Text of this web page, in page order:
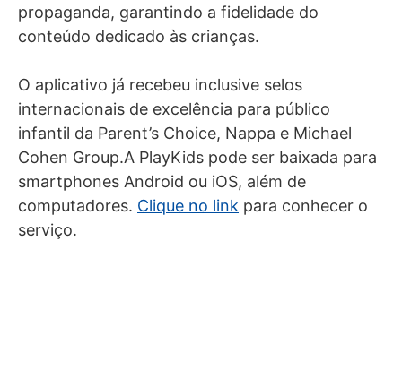
propaganda, garantindo a fidelidade do
conteúdo dedicado às crianças.
O aplicativo já recebeu inclusive selos
internacionais de excelência para público
infantil da Parent’s Choice, Nappa e Michael
Cohen Group.A PlayKids pode ser baixada para
smartphones Android ou iOS, além de
computadores. Clique no link para conhecer o
serviço.